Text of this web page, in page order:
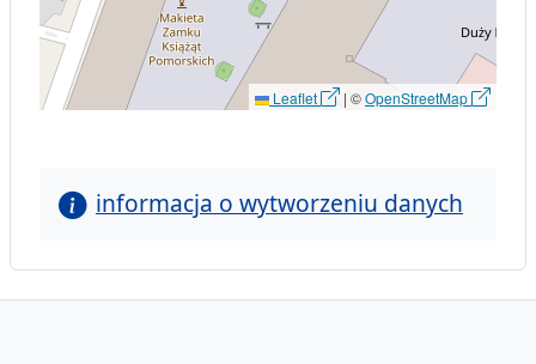
Leaflet | ©OpenStreetMap
informacja o wytworzeniu danych